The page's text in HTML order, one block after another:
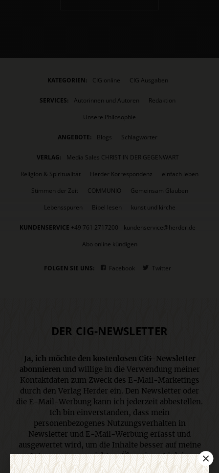
KATEGORIEN: CIG online CIG Ausgaben
SERVICES: Autorinnen und Autoren
Redaktion
Unsere Philosophie
ANGEBOTE: Blogs Schlagwörter
VERLAG:
Media Sales CHRIST IN DER GEGENWART
Religion & Spiritualität
Herder Korrespondenz
einfach leben
Stimmen der Zeit
COMMUNIO
Gemeinsam Glauben
Lebensspuren
Bibel lesen kunst und kirche
KUNDENSERVICE +49 761 2717200
kundenservice@herder.de
Abo online kündigen
FOLGEN SIE UNS: Facebook Twitter
DER CIG-NEWSLETTER
Ja, ich möchte den kostenlosen CiG-Newsletter
abonnieren und willige in die Verwendung meiner
Kontaktdaten zum Zweck des E-Mail-Marketings
durch den Verlag Herder ein. Den Newsletter oder
die E-Mail-Werbung kann ich jederzeit abbestellen.
Ich bin einverstanden, dass mein
personenbezogenes Nutzungsverhalten in
Newsletter und E-Mail-Werbung erfasst und
ausgewertet wird, um die Inhalte besser auf meine
Interessen auszurichten. Über einen Link in
Newsletter oder E-Mail kann ich diese Funktion